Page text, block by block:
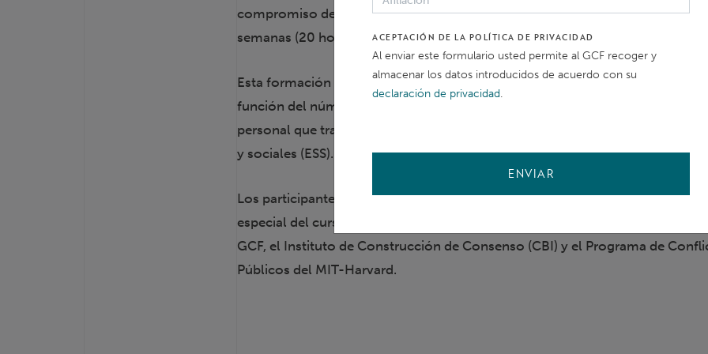
compromiso de tiempo total de unas 5 horas a la semana durante las cuatro
semanas (20 horas).
Esta formación está destinada principalmente al personal de los GRM, pero en
función del número de participantes inscritos, la inscripción podrá ampliarse
personal que trabaje en cuestiones relacionadas con las salvaguardias
y sociales (ESS).
Los participantes que completen con éxito esta formación recibirán un
especial del curso firmado por los Mecanismos Independientes de
GCF, el Instituto de Construcción de Consenso (CBI) y el Programa de
Públicos del MIT-Harvard.
ACEPTACIÓN DE LA POLÍTICA DE PRIVACIDAD
Al enviar este formulario usted permite al GCF recoger y
almacenar los datos introducidos de acuerdo con su
declaración de privacidad.
ENVIAR